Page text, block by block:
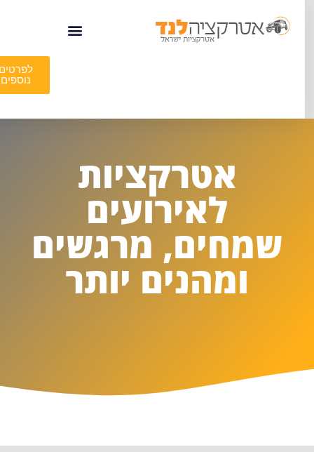
לפרטים
נוספים
אטרקציות
לאירועים
שמחים, מרגשים
ומהנים יותר